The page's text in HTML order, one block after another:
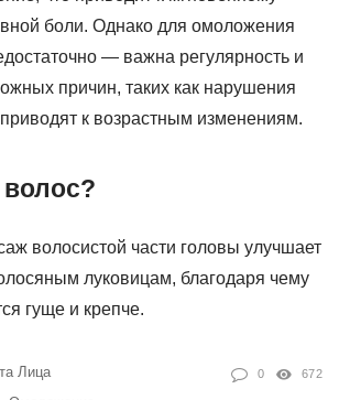
боли. Однако для омоложения
— важна регулярность и
причин, таких как нарушения
к возрастным изменениям.
волос?
волосистой части головы улучшает
луковицам, благодаря чему
гуще и крепче.
Лица
0 672